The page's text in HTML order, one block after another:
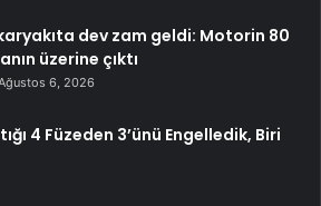
dev zam geldi: Motorin 80
üzerine çıktı
6, 2026
4 Füzeden 3’ünü Engelledik, Biri